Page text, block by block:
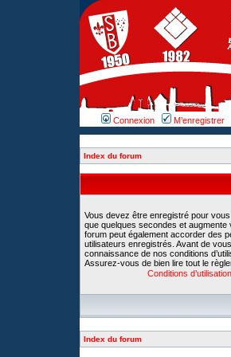
Connexion M’enregistrer
Index du forum
Vous devez être enregistré pour
que quelques secondes et augmente
forum peut également accorder des
utilisateurs enregistrés. Avant de
connaissance de nos conditions
Assurez-vous de bien lire tout le
Conditions d’utilisation
Index du forum